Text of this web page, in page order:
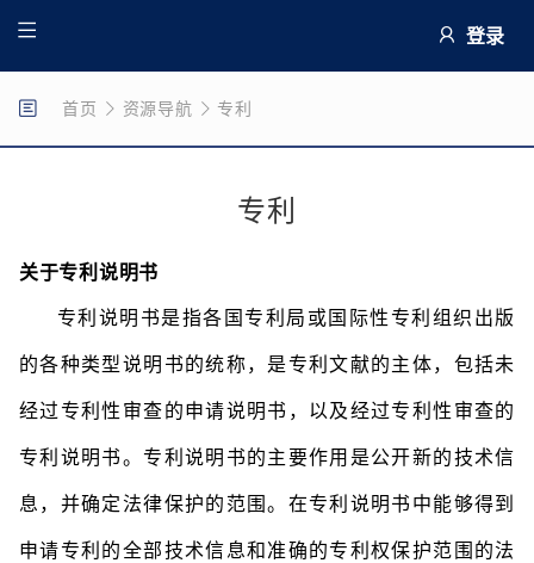
登录
首页 资源导航 专利
专利
关于专利说明书
专利说明书是指各国专利局或国际性专利组织出版
的各种类型说明书的统称，是专利文献的主体，包括未
经过专利性审查的申请说明书，以及经过专利性审查的
专利说明书。专利说明书的主要作用是公开新的技术信
息，并确定法律保护的范围。在专利说明书中能够得到
申请专利的全部技术信息和准确的专利权保护范围的法